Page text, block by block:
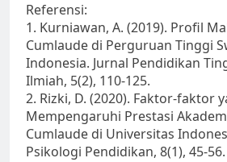
Referensi:
1. Kurniawan, A. (2019). Profil
Cumlaude di Perguruan Tinggi
Indonesia. Jurnal Pendidikan
Ilmiah, 5(2), 110-125.
2. Rizki, D. (2020). Faktor-faktor
Mempengaruhi Prestasi
Cumlaude di Universitas
Psikologi Pendidikan, 8(1), 45-56.